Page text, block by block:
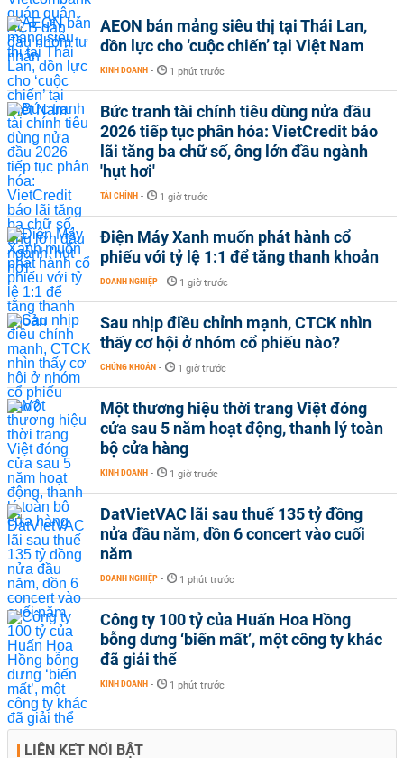
AEON bán mảng siêu thị tại Thái Lan,
dồn lực cho ‘cuộc chiến’ tại Việt Nam
KINH DOANH - 1 phút trước
Bức tranh tài chính tiêu dùng nửa đầu
2026 tiếp tục phân hóa: VietCredit báo
lãi tăng ba chữ số, ông lớn đầu ngành
'hụt hơi'
TÀI CHÍNH - 1 giờ trước
Điện Máy Xanh muốn phát hành cổ
phiếu với tỷ lệ 1:1 để tăng thanh khoản
DOANH NGHIỆP - 1 giờ trước
Sau nhịp điều chỉnh mạnh, CTCK nhìn
thấy cơ hội ở nhóm cổ phiếu nào?
CHỨNG KHOÁN - 1 giờ trước
Một thương hiệu thời trang Việt đóng
cửa sau 5 năm hoạt động, thanh lý toàn
bộ cửa hàng
KINH DOANH - 1 giờ trước
DatVietVAC lãi sau thuế 135 tỷ đồng
nửa đầu năm, dồn 6 concert vào cuối
năm
DOANH NGHIỆP - 1 phút trước
Công ty 100 tỷ của Huấn Hoa Hồng
bỗng dưng ‘biến mất’, một công ty khác
đã giải thể
KINH DOANH - 1 phút trước
LIÊN KẾT NỔI BẬT